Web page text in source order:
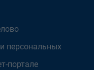
персональных
портале